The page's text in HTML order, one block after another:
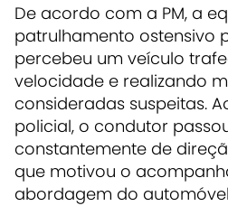
De acordo com a PM, a
patrulhamento ostensivo
percebeu um veículo
velocidade e realizando
consideradas suspeitas.
policial, o condutor
constantemente de
que motivou o
abordagem do